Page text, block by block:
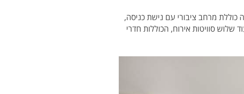
כוללת מרחב ציבורי עם נישת כניסה,
שלוש סוויטות אירוח, הכוללות חדרי